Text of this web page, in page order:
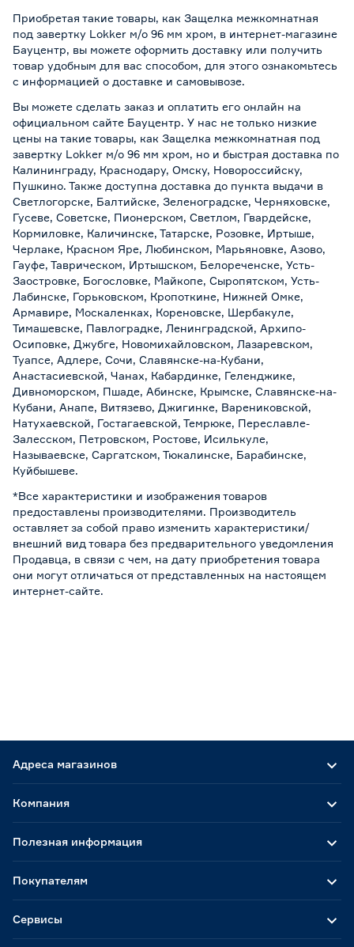
Приобретая такие товары, как Защелка межкомнатная
под завертку Lokker м/о 96 мм хром, в интернет-магазине
Бауцентр, вы можете оформить доставку или получить
товар удобным для вас способом, для этого ознакомьтесь
с информацией о доставке и самовывозе.
Вы можете сделать заказ и оплатить его онлайн на
официальном сайте Бауцентр. У нас не только низкие
цены на такие товары, как Защелка межкомнатная под
завертку Lokker м/о 96 мм хром, но и быстрая доставка по
Калининграду, Краснодару, Омску, Новороссийску,
Пушкино. Также доступна доставка до пункта выдачи в
Светлогорске, Балтийске, Зеленоградске, Черняховске,
Гусеве, Советске, Пионерском, Светлом, Гвардейске,
Кормиловке, Каличинске, Татарске, Розовке, Иртыше,
Черлаке, Красном Яре, Любинском, Марьяновке, Азово,
Гауфе, Таврическом, Иртышском, Белореченске, Усть-
Заостровке, Богословке, Майкопе, Сыропятском, Усть-
Лабинске, Горьковском, Кропоткине, Нижней Омке,
Армавире, Москаленках, Кореновске, Шербакуле,
Тимашевске, Павлоградке, Ленинградской, Архипо-
Осиповке, Джубге, Новомихайловском, Лазаревском,
Туапсе, Адлере, Сочи, Славянске-на-Кубани,
Анастасиевской, Чанах, Кабардинке, Геленджике,
Дивноморском, Пшаде, Абинске, Крымске, Славянске-на-
Кубани, Анапе, Витязево, Джигинке, Варениковской,
Натухаевской, Гостагаевской, Темрюке, Переславле-
Залесском, Петровском, Ростове, Исилькуле,
Называевске, Саргатском, Тюкалинске, Барабинске,
Куйбышеве.
*Все характеристики и изображения товаров
предоставлены производителями. Производитель
оставляет за собой право изменить характеристики/
внешний вид товара без предварительного уведомления
Продавца, в связи с чем, на дату приобретения товара
они могут отличаться от представленных на настоящем
интернет-сайте.
Адреса магазинов
Компания
Полезная информация
Покупателям
Сервисы